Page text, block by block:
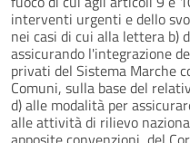
interventi urgenti e dello
nei casi di cui alla lettera b)
assicurando l'integrazione
privati del Sistema Marche
Comuni, sulla base del
d) alle modalità per
alle attività di rilievo